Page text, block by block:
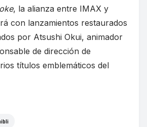
, la alianza entre IMAX y
con lanzamientos restaurados
por Atsushi Okui, animador
de dirección de
títulos emblemáticos del